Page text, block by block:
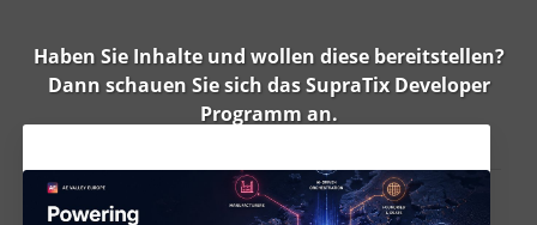
Haben Sie Inhalte und wollen diese bereitstellen?
Dann schauen Sie sich dasSupraTix Developer
Programm an.